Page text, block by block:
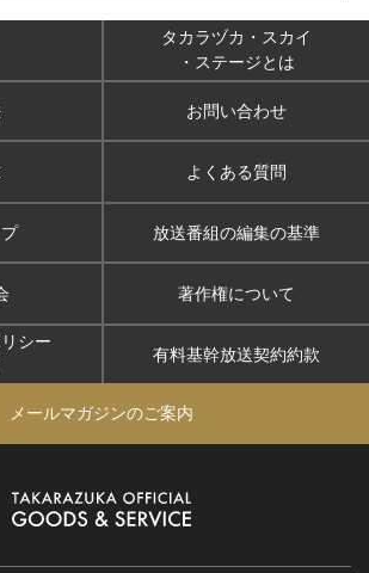
タカラヅカ・スカイ
・ステージとは
お問い合わせ
よくある質問
放送番組の編集の基準
著作権について
シー
有料基幹放送契約約款
メールマガジンのご案内